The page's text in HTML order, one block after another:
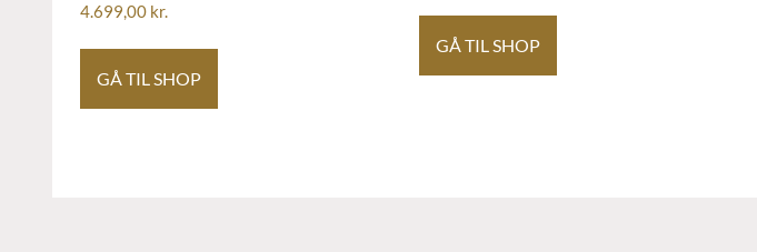
4.699,00 kr.
GÅ TIL SHOP
GÅ TIL SHOP